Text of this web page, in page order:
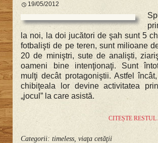
19/05/2012
la noi, la doi jucători de şah sunt 5
fotbalişti de pe teren, sunt milioane
20 de miniştri, sute de analişti,
oameni bine intenţionaţi. Sunt
mulţi decât protagoniştii. Astfel
chibiţeala lor devine activitatea
„jocul” la care asistă.
CITEȘTE
Categorii:timeless,viaţa cetăţii